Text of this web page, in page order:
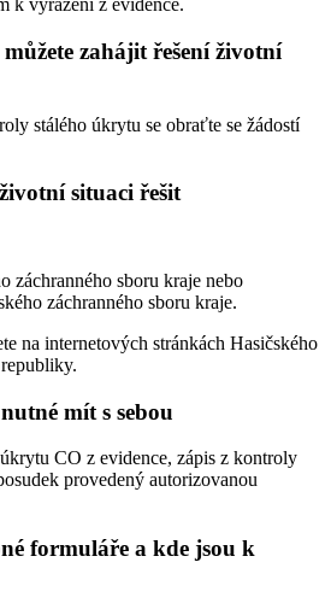
k vyřazení z evidence.
zahájit řešení životní
stálého úkrytu se obraťte se žádostí
situaci řešit
záchranného sboru kraje nebo
záchranného sboru kraje.
na internetových stránkách Hasičského
mít s sebou
CO z evidence, zápis z kontroly
provedený autorizovanou
formuláře a kde jsou k